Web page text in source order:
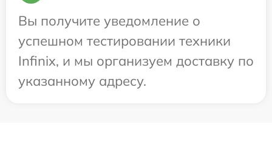
Вы получите уведомление о
успешном тестировании техники
Infinix, и мы организуем доставку по
указанному адресу.